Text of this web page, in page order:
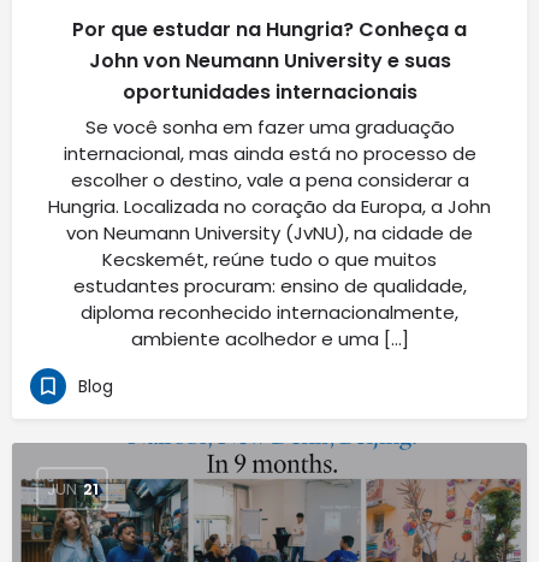
Por que estudar na Hungria? Conheça a
John von Neumann University e suas
oportunidades internacionais
Se você sonha em fazer uma graduação
internacional, mas ainda está no processo de
escolher o destino, vale a pena considerar a
Hungria. Localizada no coração da Europa, a John
von Neumann University (JvNU), na cidade de
Kecskemét, reúne tudo o que muitos
estudantes procuram: ensino de qualidade,
diploma reconhecido internacionalmente,
ambiente acolhedor e uma […]
Blog
JUN 21